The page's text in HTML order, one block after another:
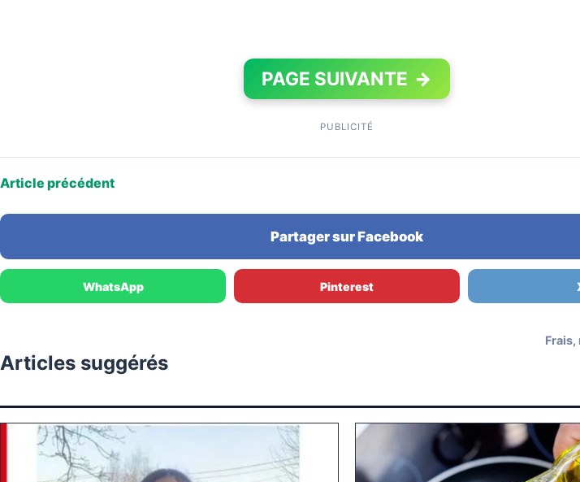
PAGE SUIVANTE →
PUBLICITÉ
Article précédent
Partager sur Facebook
WhatsApp Pinterest
Articles suggérés
Frais,